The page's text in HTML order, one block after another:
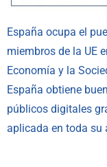
España ocupa el
miembros de la UE
Economía y la
España obtiene
públicos digitales
aplicada en toda su